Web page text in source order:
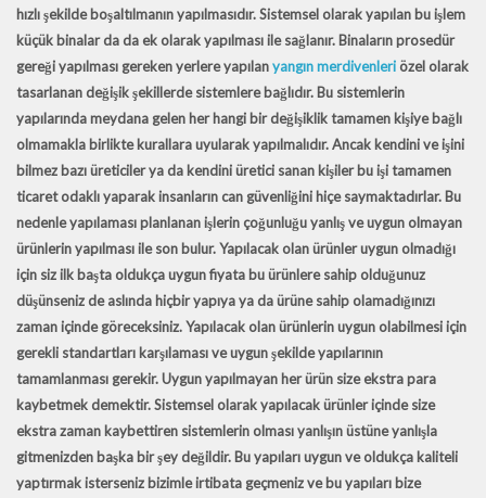
hızlı şekilde boşaltılmanın yapılmasıdır. Sistemsel olarak yapılan bu işlem
küçük binalar da da ek olarak yapılması ile sağlanır. Binaların prosedür
gereği yapılması gereken yerlere yapılanyangın merdivenleri özel olarak
tasarlanan değişik şekillerde sistemlere bağlıdır. Bu sistemlerin
yapılarında meydana gelen her hangi bir değişiklik tamamen kişiye bağlı
olmamakla birlikte kurallara uyularak yapılmalıdır. Ancak kendini ve işini
bilmez bazı üreticiler ya da kendini üretici sanan kişiler bu işi tamamen
ticaret odaklı yaparak insanların can güvenliğini hiçe saymaktadırlar. Bu
nedenle yapılaması planlanan işlerin çoğunluğu yanlış ve uygun olmayan
ürünlerin yapılması ile son bulur. Yapılacak olan ürünler uygun olmadığı
için siz ilk başta oldukça uygun fiyata bu ürünlere sahip olduğunuz
düşünseniz de aslında hiçbir yapıya ya da ürüne sahip olamadığınızı
zaman içinde göreceksiniz. Yapılacak olan ürünlerin uygun olabilmesi için
gerekli standartları karşılaması ve uygun şekilde yapılarının
tamamlanması gerekir. Uygun yapılmayan her ürün size ekstra para
kaybetmek demektir. Sistemsel olarak yapılacak ürünler içinde size
ekstra zaman kaybettiren sistemlerin olması yanlışın üstüne yanlışla
gitmenizden başka bir şey değildir. Bu yapıları uygun ve oldukça kaliteli
yaptırmak isterseniz bizimle irtibata geçmeniz ve bu yapıları bize